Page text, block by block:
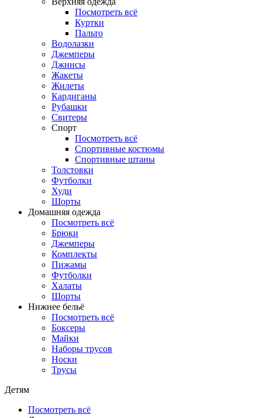
Посмотреть всё
Куртки
Пальто
Водолазки
Джемперы
Джинсы
Жакеты
Жилеты
Кардиганы
Рубашки
Свитеры
Спорт
Посмотреть всё
Спортивные костюмы
Спортивные штаны
Толстовки
Футболки
Худи
Шорты
Домашняя одежда
Посмотреть всё
Брюки
Джемперы
Комплекты
Пижамы
Футболки
Халаты
Шорты
Нижнее бельё
Посмотреть всё
Боксеры
Майки
Наборы трусов
Носки
Трусы
Детям
Посмотреть всё